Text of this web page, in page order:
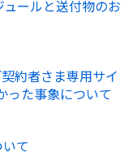
ールと送付物のお
約者さま専用サイ
った事象について
て